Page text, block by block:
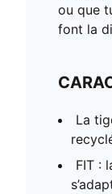
ou que
font la
La
FIT :